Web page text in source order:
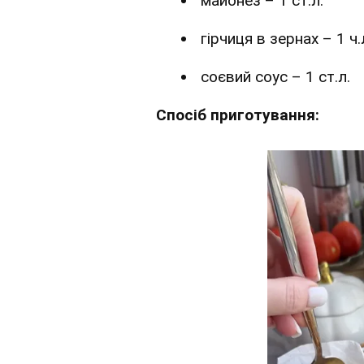
гірчиця в зернах – 1
соєвий соус – 1 ст.л.
Спосіб приготування: